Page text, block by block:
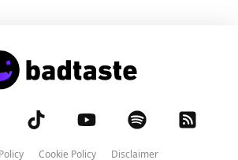
Cookie Policy Disclaimer